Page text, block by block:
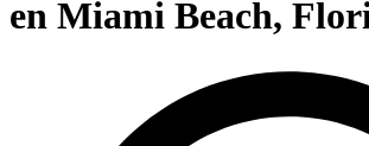
en Miami Beach,